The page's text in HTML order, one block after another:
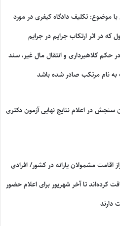
موضوع: تکلیف دادگاه کیفری در مورد
که در اثر ارتکاب جرایم در جرایم
حکم کلاهبرداری و انتقال مال غیر، سند
نام مرتکب صادر شده باشد
سنجش در اعلام نتایج نهایی آزمون دکتری
اقامت مشمولان یارانه در کشور/ افرادی
کرده‌اند تا آخر شهریور برای اعلام حضور
دارند